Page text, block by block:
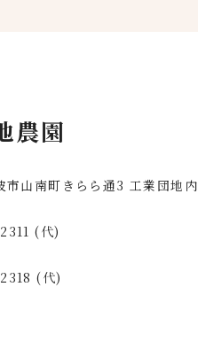
農園
市山南町きらら通3 工業団地内
(代)
(代)